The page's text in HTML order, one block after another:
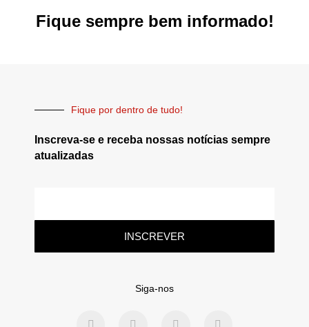
Fique sempre bem informado!
Fique por dentro de tudo!
Inscreva-se e receba nossas notícias sempre
atualizadas
INSCREVER
Siga-nos